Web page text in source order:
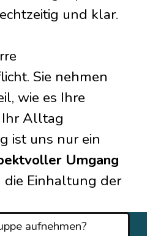
und klar.
Sie nehmen
wie es Ihre
Ihr Alltag
ist uns nur ein
Umgang
die Einhaltung der
aufnehmen?